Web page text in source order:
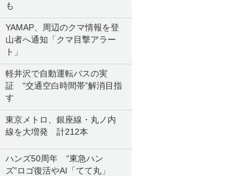
も
YAMAP、周辺のクマ情報を登
山者へ通知「クマ目撃アラー
ト」
軽井沢で自動運転バスの実
証 “交通空白時間帯”解消目指
す
東京メトロ、銀座線・丸ノ内
線を大増発 計212本
ハンズ50周年 “東急ハン
ズ”ロゴ復活やAI「てて丸」